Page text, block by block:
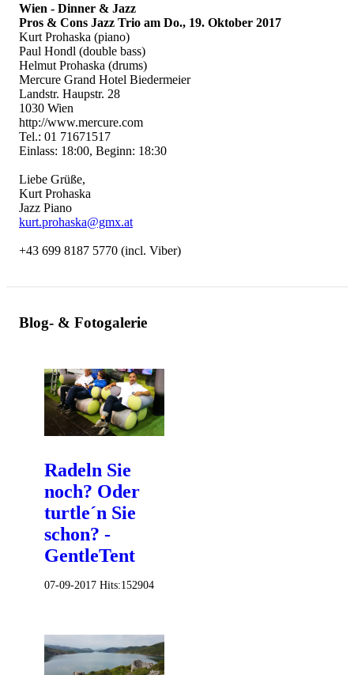
Wien - Dinner & Jazz
Pros & Cons Jazz Trio am Do., 19. Oktober 2017
Kurt Prohaska (piano)
Paul Hondl (double bass)
Helmut Prohaska (drums)
Mercure Grand Hotel Biedermeier
Landstr. Haupstr. 28
1030 Wien
http://www.mercure.com
Tel.: 01 71671517
Einlass: 18:00, Beginn: 18:30
Liebe Grüße,
Kurt Prohaska
Jazz Piano
kurt.prohaska@gmx.at
+43 699 8187 5770 (incl. Viber)
Blog- & Fotogalerie
Radeln Sie
noch? Oder
turtle´n Sie
schon? -
GentleTent
07-09-2017 Hits:152904